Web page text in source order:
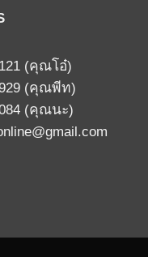
(คุณโอ๋)
(คุณพีท)
(คุณนะ)